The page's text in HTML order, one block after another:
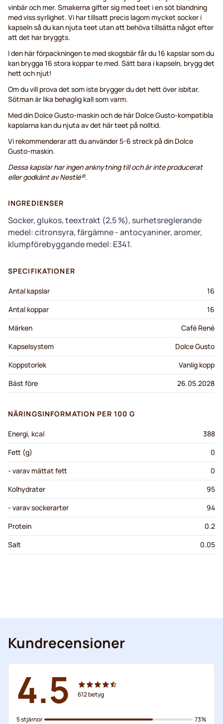
vinbär och mer. Smakerna gifter sig med teet i en söt blandning
med viss syrlighet. Vi har tillsatt precis lagom mycket socker i
kapseln så du kan njuta teet utan att behöva tillsätta något efter
att det har bryggts.
I den här förpackningen te med skogsbär får du 16 kapslar som du
kan brygga 16 stora koppar te med. Sätt bara i kapseln, brygg det
hett och njut!
Om du vill prova det som iste brygger du det hett över isbitar.
Sötman är lika behaglig kall som varm.
Med din Dolce Gusto-maskin och de här Dolce Gusto-kompatibla
kapslarna kan du njuta av det här teet på nolltid.
Vi rekommenderar att du använder 5-6 streck på din Dolce
Gusto-maskin.
Dessa kapslar har ingen anknytning till och är inte producerat
eller godkänt av Nestlé®.
INGREDIENSER
Socker, glukos, teextrakt (2,5 %), surhetsreglerande
medel: citronsyra, färgämne - antocyaniner, aromer,
klumpförebyggande medel: E341.
SPECIFIKATIONER
Antal kapslar
16
Antal koppar
16
Märken
Café René
Kapselsystem
Dolce Gusto
Koppstorlek
Vanlig kopp
Bäst före
26.05.2028
NÄRINGSINFORMATION PER 100 G
Energi, kcal
388
Fett (g)
0
- varav mättat fett
0
Kolhydrater
95
- varav sockerarter
94
Protein
0.2
Salt
0.05
Kundrecensioner
4.5 612betyg
5 stjärnor
73%